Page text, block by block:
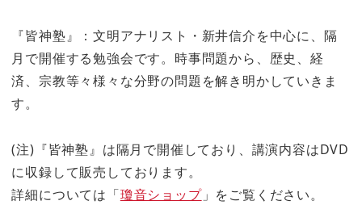
『皆神塾』：文明アナリスト・新井信介を中心に、隔
月で開催する勉強会です。時事問題から、歴史、経
済、宗教等々様々な分野の問題を解き明かしていきま
す。
(注)『皆神塾』は隔月で開催しており、講演内容はDVD
に収録して販売しております。
詳細については「瓊音ショップ」をご覧ください。